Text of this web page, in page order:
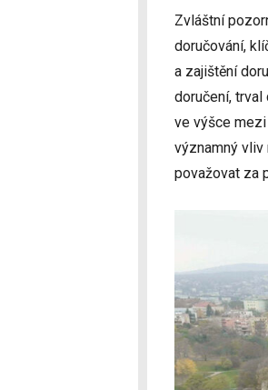
Zvláštní
doručování,
a zajištění
doručení,
ve výšce
významný
považovat za